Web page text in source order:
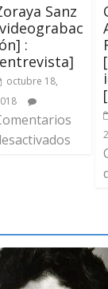
Sanz
:
octubre 18,